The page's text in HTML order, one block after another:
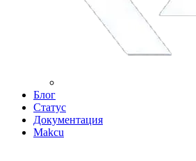
Блог
Статус
Документация
Makcu